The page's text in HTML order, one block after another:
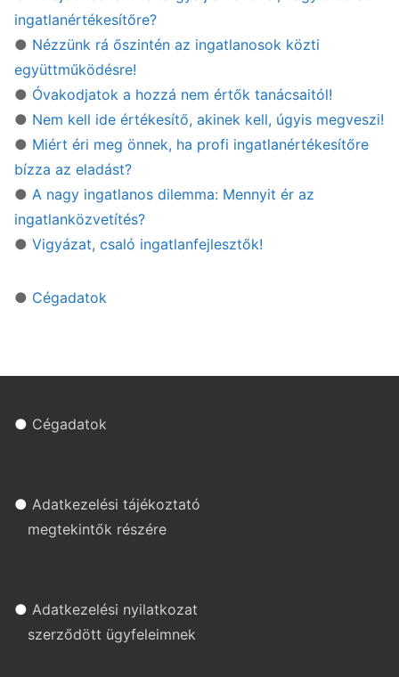
ingatlanértékesítőre?
● Nézzünk rá őszintén az ingatlanosok közti
együttműködésre!
● Óvakodjatok a hozzá nem értők tanácsaitól!
● Nem kell ide értékesítő, akinek kell, úgyis megveszi!
● Miért éri meg önnek, ha profi ingatlanértékesítőre
bízza az eladást?
● A nagy ingatlanos dilemma: Mennyit ér az
ingatlanközvetítés?
● Vigyázat, csaló ingatlanfejlesztők!
● Cégadatok
● Cégadatok
● Adatkezelési tájékoztató
megtekintők részére
● Adatkezelési nyilatkozat
szerződött ügyfeleimnek